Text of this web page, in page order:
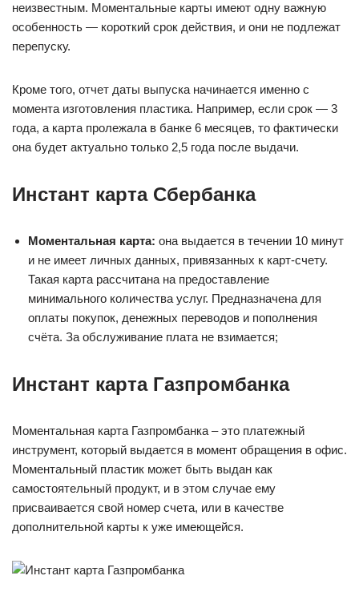
неизвестным. Моментальные карты имеют одну важную
особенность — короткий срок действия, и они не подлежат
перепуску.
Кроме того, отчет даты выпуска начинается именно с
момента изготовления пластика. Например, если срок — 3
года, а карта пролежала в банке 6 месяцев, то фактически
она будет актуально только 2,5 года после выдачи.
Инстант карта Сбербанка
Моментальная карта: она выдается в течении 10 минут
и не имеет личных данных, привязанных к карт-счету.
Такая карта рассчитана на предоставление
минимального количества услуг. Предназначена для
оплаты покупок, денежных переводов и пополнения
счёта. За обслуживание плата не взимается;
Инстант карта Газпромбанка
Моментальная карта Газпромбанка – это платежный
инструмент, который выдается в момент обращения в офис.
Моментальный пластик может быть выдан как
самостоятельный продукт, и в этом случае ему
присваивается свой номер счета, или в качестве
дополнительной карты к уже имеющейся.